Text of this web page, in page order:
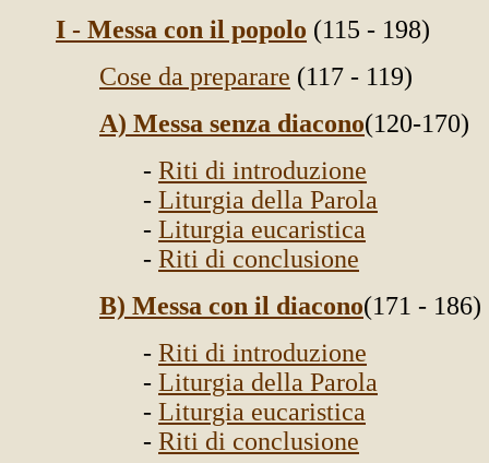
I - Messa con il popolo (115 - 198)
Cose da preparare (117 - 119)
A) Messa senza diacono(120-170)
- Riti di introduzione
- Liturgia della Parola
- Liturgia eucaristica
- Riti di conclusione
B) Messa con il diacono(171 - 186)
- Riti di introduzione
- Liturgia della Parola
- Liturgia eucaristica
- Riti di conclusione